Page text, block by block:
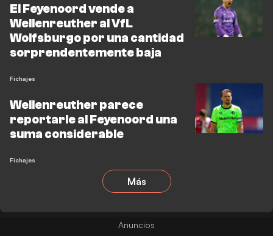
El Feyenoord vende a
Wellenreuther al VfL
Wolfsburgo por una cantidad
sorprendentemente baja
Fichajes
Wellenreuther parece
reportarle al Feyenoord una
suma considerable
Fichajes
Más